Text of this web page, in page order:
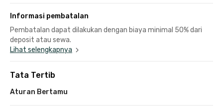
Informasi pembatalan
Pembatalan dapat dilakukan dengan biaya minimal 50% dari
deposit atau sewa.
Lihat selengkapnya
Tata Tertib
Aturan Bertamu